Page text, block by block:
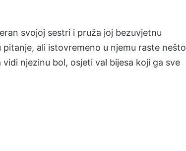
svojoj sestri i pruža joj bezuvjetnu
ali istovremeno u njemu raste nešto
njezinu bol, osjeti val bijesa koji ga sve